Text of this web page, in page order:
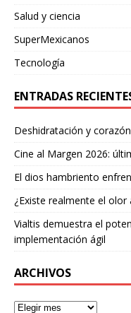
Salud y ciencia
SuperMexicanos
Tecnología
ENTRADAS
Deshidratación y
Cine al Margen 2026:
El dios hambriento
¿Existe realmente el olor
Vialtis demuestra el
implementación ágil
ARCHIVOS